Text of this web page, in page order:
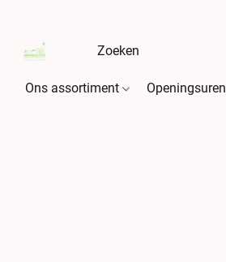
Ons assortiment Openingsuren